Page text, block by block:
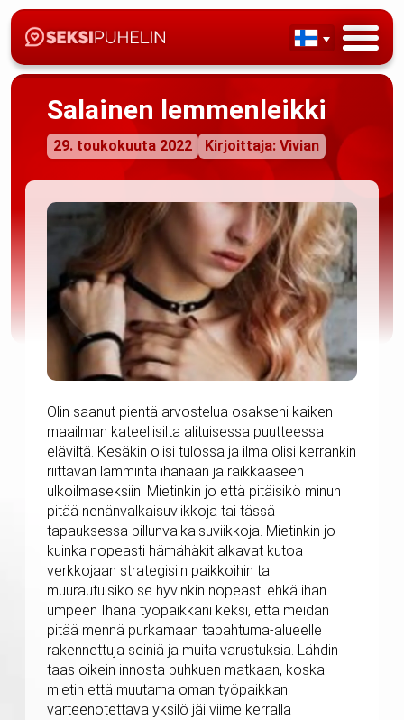
Salainen lemmenleikki
29. toukokuuta 2022 Kirjoittaja: Vivian
Olin saanut pientä arvostelua osakseni kaiken
maailman kateellisilta alituisessa puutteessa
eläviltä. Kesäkin olisi tulossa ja ilma olisi kerrankin
riittävän lämmintä ihanaan ja raikkaaseen
ulkoilmaseksiin. Mietinkin jo että pitäisikö minun
pitää nenänvalkaisuviikkoja tai tässä
tapauksessa pillunvalkaisuviikkoja. Mietinkin jo
kuinka nopeasti hämähäkit alkavat kutoa
verkkojaan strategisiin paikkoihin tai
muurautuisiko se hyvinkin nopeasti ehkä ihan
umpeen Ihana työpaikkani keksi, että meidän
pitää mennä purkamaan tapahtuma-alueelle
rakennettuja seiniä ja muita varustuksia. Lähdin
taas oikein innosta puhkuen matkaan, koska
mietin että muutama oman työpaikkani
varteenotettava yksilö jäi viime kerralla